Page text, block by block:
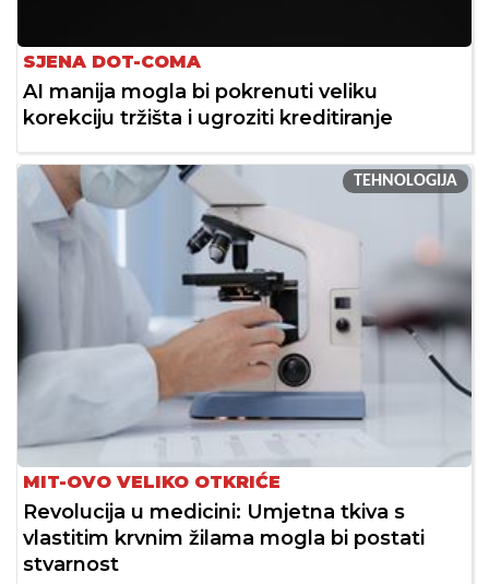
SJENA DOT-COMA
AI manija mogla bi pokrenuti veliku
korekciju tržišta i ugroziti kreditiranje
TEHNOLOGIJA
MIT-OVO VELIKO OTKRIĆE
Revolucija u medicini: Umjetna tkiva s
vlastitim krvnim žilama mogla bi postati
stvarnost